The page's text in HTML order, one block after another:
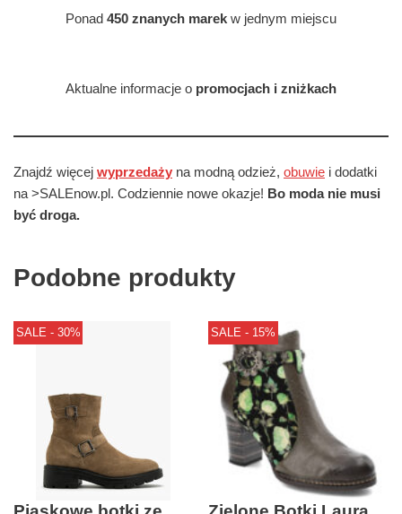
Ponad 450 znanych marek w jednym miejscu
Aktualne informacje o promocjach i zniżkach
Znajdź więcej wyprzedaży na modną odzież, obuwie i dodatki
na >SALEnow.pl. Codziennie nowe okazje! Bo moda nie musi
być droga.
Podobne produkty
SALE - 30% SALE - 15%